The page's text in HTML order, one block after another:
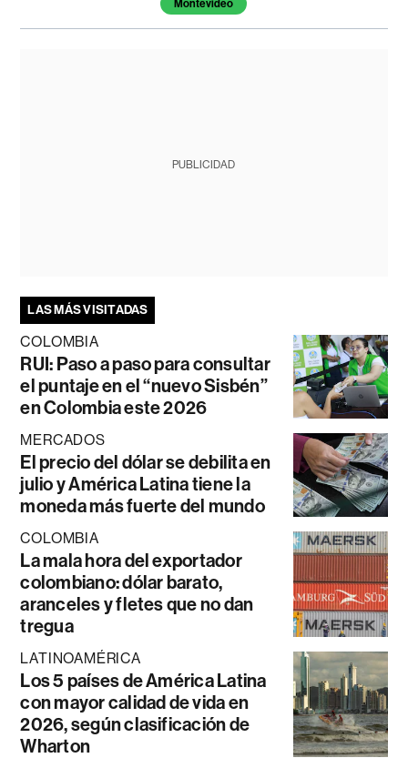
Montevideo
PUBLICIDAD
LAS MÁS VISITADAS
COLOMBIA
RUI: Paso a paso para consultar
el puntaje en el “nuevo Sisbén”
en Colombia este 2026
MERCADOS
El precio del dólar se debilita en
julio y América Latina tiene la
moneda más fuerte del mundo
COLOMBIA
La mala hora del exportador
colombiano: dólar barato,
aranceles y fletes que no dan
tregua
LATINOAMÉRICA
Los 5 países de América Latina
con mayor calidad de vida en
2026, según clasificación de
Wharton